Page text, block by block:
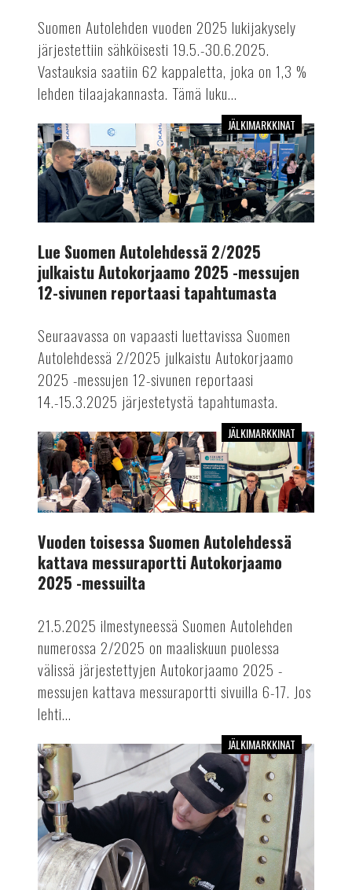
Suomen Autolehden vuoden 2025 lukijakysely
järjestettiin sähköisesti 19.5.-30.6.2025.
Vastauksia saatiin 62 kappaletta, joka on 1,3 %
lehden tilaajakannasta. Tämä luku...
Lue
Suomen
Autolehdessä
2/2025
julkaistu
Autokorjaamo
2025
-
messujen
12-
reportaasi
tapahtumasta
JÄLKIMARKKINAT
Lue Suomen Autolehdessä 2/2025
julkaistu Autokorjaamo 2025 -messujen
12-sivunen reportaasi tapahtumasta
Seuraavassa on vapaasti luettavissa Suomen
Autolehdessä 2/2025 julkaistu Autokorjaamo
2025 -messujen 12-sivunen reportaasi
14.-15.3.2025 järjestetystä tapahtumasta.
Vuoden
toisessa
Suomen
Autolehdessä
kattava
messuraportti
Autokorjaamo
2025
-
JÄLKIMARKKINAT
Vuoden toisessa Suomen Autolehdessä
kattava messuraportti Autokorjaamo
2025 -messuilta
21.5.2025 ilmestyneessä Suomen Autolehden
numerossa 2/2025 on maaliskuun puolessa
välissä järjestettyjen Autokorjaamo 2025 -
messujen kattava messuraportti sivuilla 6-17. Jos
lehti...
Vuoden
2025
ensimmäinen
Suomen
Autolehti
on
myös
Autokorjaamo
JÄLKIMARKKINAT